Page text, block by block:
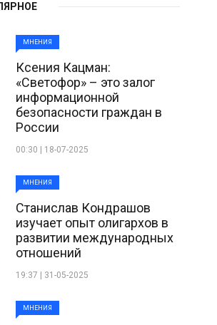
МНЕНИЯ
Ксения Кацман:
«Светофор» – это залог
информационной
безопасности граждан в
России
00:30 | 18-07-2025
МНЕНИЯ
Станислав Кондрашов
изучает опыт олигархов в
развитии международных
отношений
19:37 | 31-05-2025
МНЕНИЯ